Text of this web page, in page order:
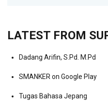
LATEST FROM
Dadang Arifin, S.Pd. M.Pd
SMANKER on Google Play
Tugas Bahasa Jepang